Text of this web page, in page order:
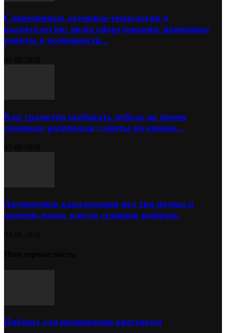
Современные лазерные технологии в
косметологии: виды оборудования, принципы
работы и особенности...
Как грамотно выбирать мебель во время
сезонных распродаж: советы по оценке...
Автономная канализация под тип почвы и
уровень воды: какую станцию выбрать
Наборы для вышивания крестиком